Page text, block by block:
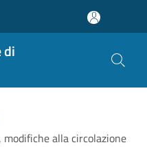
di
modifiche alla circolazione